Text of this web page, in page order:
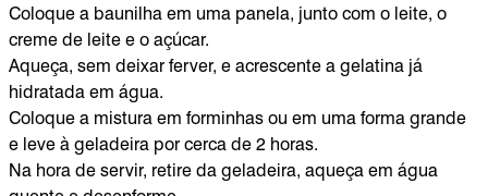
Coloque a baunilha em uma panela, junto com o leite, o
creme de leite e o açúcar.
Aqueça, sem deixar ferver, e acrescente a gelatina já
hidratada em água.
Coloque a mistura em forminhas ou em uma forma grande
e leve à geladeira por cerca de 2 horas.
Na hora de servir, retire da geladeira, aqueça em água